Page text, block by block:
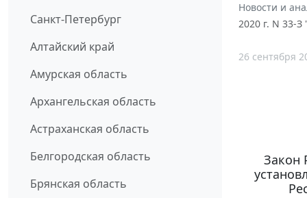
Санкт-Петербург
Алтайский край
Амурская область
Архангельская область
Астраханская область
Белгородская область
Брянская область
Новости и
2020 г. N 33-
26 сентября
Закон